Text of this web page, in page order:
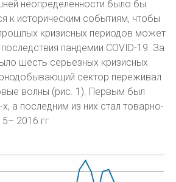
неопределенности было бы
к историческим событиям, чтобы
кризисных периодов может
пандемии COVID-19. За
шесть серьезных кризисных
сектор переживал
волны (рис. 1). Первым был
а последним из них стал товарно-
2016 гг.